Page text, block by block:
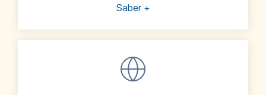
Saber +